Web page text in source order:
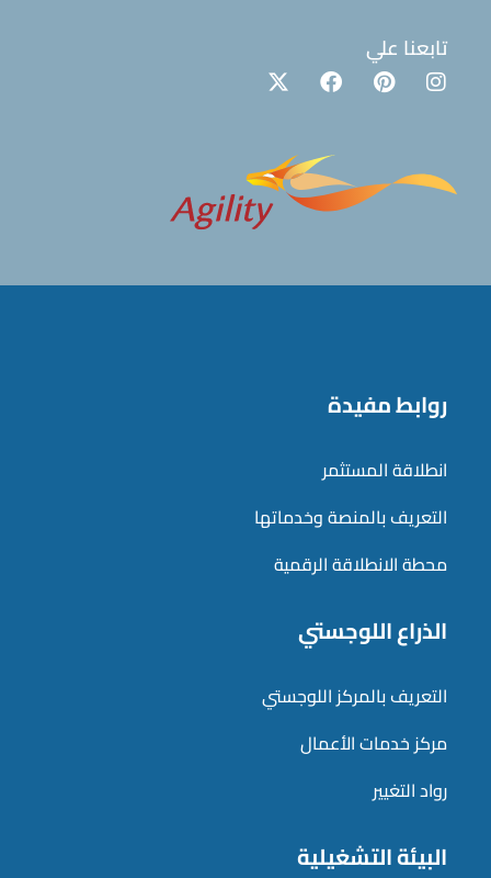
تابعنا علي
روابط مفيدة
انطلاقة المستثمر
التعريف بالمنصة وخدماتها
محطة الانطلاقة الرقمية
الذراع اللوجستي
التعريف بالمركز اللوجستي
مركز خدمات الأعمال
رواد التغيير
البيئة التشغيلية